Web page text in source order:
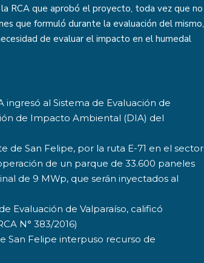
RCA que aprobó el proyecto, toda vez que no
que formuló durante la evaluación del mismo,
de evaluar el impacto en el humedal
ingresó al Sistema de Evaluación de
de Impacto Ambiental (DIA) del
de San Felipe, por la ruta E-71 en el sector
de un parque de 33.600 paneles
de 9 MWp, que serán inyectados al
Evaluación de Valparaíso, calificó
N° 383/2016)
San Felipe interpuso recurso de